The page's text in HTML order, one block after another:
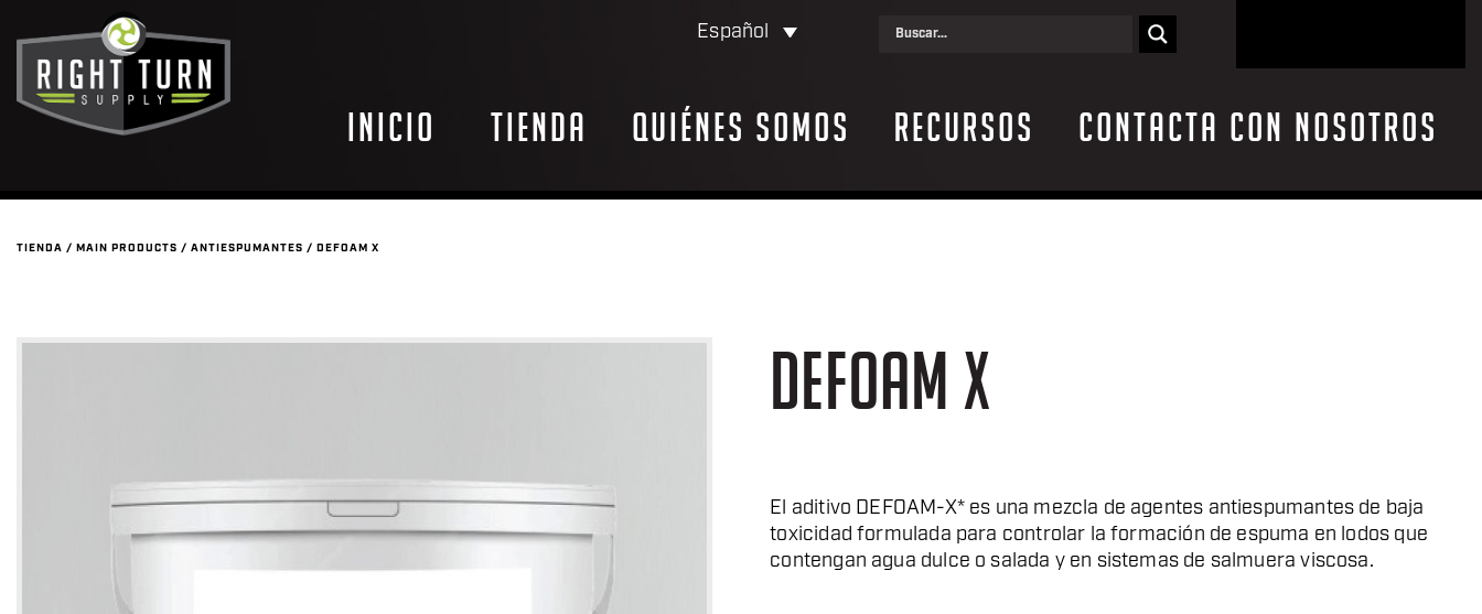
Español
Inicio Tienda Quiénes somos Recursos Contacta con nosotros
TIENDA / MAIN PRODUCTS / ANTIESPUMANTES / DEFOAM X
DEFOAM X
El aditivo DEFOAM-X* es una mezcla de agentes antiespumantes de baja
toxicidad formulada para controlar la formación de espuma en lodos que
contengan agua dulce o salada y en sistemas de salmuera viscosa.